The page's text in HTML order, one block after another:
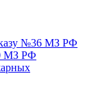
№36 МЗ РФ
МЗ РФ